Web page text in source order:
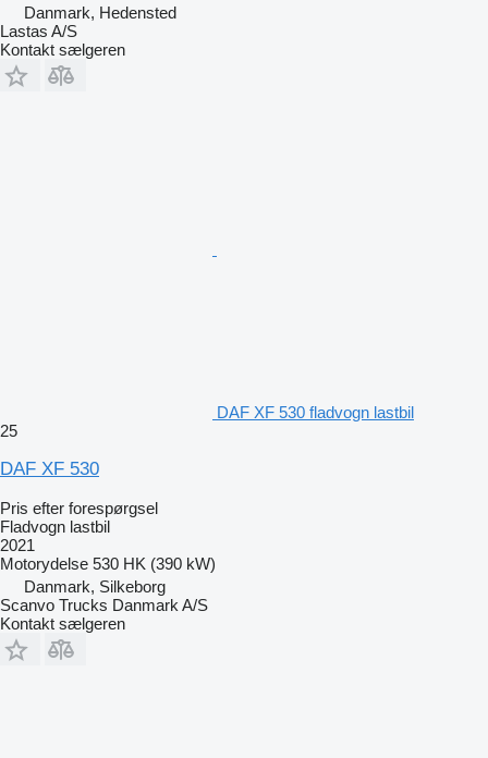
Danmark, Hedensted
Lastas A/S
Kontakt sælgeren
DAF XF 530 fladvogn lastbil
25
DAF XF 530
Pris efter forespørgsel
Fladvogn lastbil
2021
Motorydelse 530 HK (390 kW)
Danmark, Silkeborg
Scanvo Trucks Danmark A/S
Kontakt sælgeren